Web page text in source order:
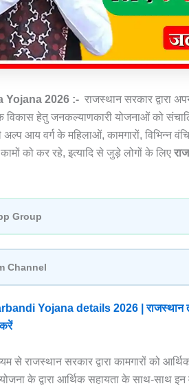
Yojana 2026 :- राजस्थान सरकार द्वारा
हेतु जनकल्याणकारी योजनाओं को
आय वर्ग के महिलाओं, कामगारों, विभिन्न
को कर रहे, इत्यादि से जुड़े लोगों के लिए
Group
Channel
Yojana details 2026 | राजस्थान
से राजस्थान सरकार द्वारा कामगारों को
के द्वारा आर्थिक सहायता के साथ-साथ